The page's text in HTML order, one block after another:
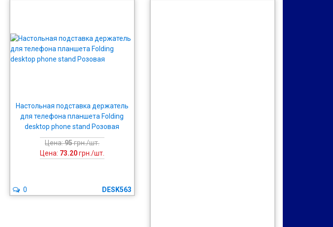
Настольная подставка держатель
для телефона планшета Folding
desktop phone stand Розовая
Цена:95грн./шт.
Цена: 73.20грн./шт.
DESK563
0